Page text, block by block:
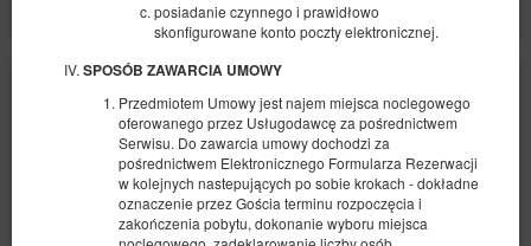
posiadanie czynnego i prawidłowo
skonfigurowane konto poczty elektronicznej.
SPOSÓB ZAWARCIA UMOWY
Przedmiotem Umowy jest najem miejsca noclegowego
oferowanego przez Usługodawcę za pośrednictwem
Serwisu. Do zawarcia umowy dochodzi za
pośrednictwem Elektronicznego Formularza Rezerwacji
w kolejnych nastepujących po sobie krokach - dokładne
oznaczenie przez Gościa terminu rozpoczęcia i
zakończenia pobytu, dokonanie wyboru miejsca